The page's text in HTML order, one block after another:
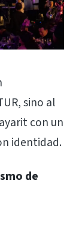
sino al
con un
identidad.
de